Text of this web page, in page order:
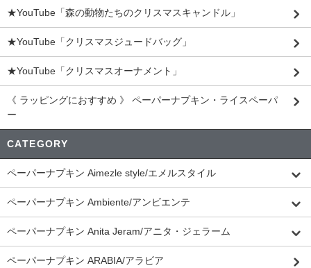
★YouTube「森の動物たちのクリスマスキャンドル」
★YouTube「クリスマスジュードバッグ」
★YouTube「クリスマスオーナメント」
《 ラッピングにおすすめ 》 ペーパーナプキン・ライスペーパ
ー
CATEGORY
ペーパーナプキン Aimezle style/エメルスタイル
ペーパーナプキン Ambiente/アンビエンテ
ペーパーナプキン Anita Jeram/アニタ・ジェラーム
ペーパーナプキン ARABIA/アラビア